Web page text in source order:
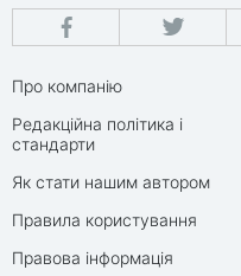
Про компанію
Редакційна політика і
стандарти
Як стати нашим автором
Правила користування
Правова інформація